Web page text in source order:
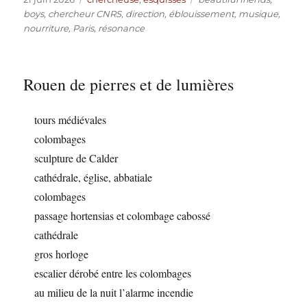
le
boys, chercheur CNRS, direction, éblouissement, musique,
nourriture, Paris, résonance
Rouen de pierres et de lumières
tours médiévales
colombages
sculpture de Calder
cathédrale, église, abbatiale
colombages
passage hortensias et colombage cabossé
cathédrale
gros horloge
escalier dérobé entre les colombages
au milieu de la nuit l’alarme incendie